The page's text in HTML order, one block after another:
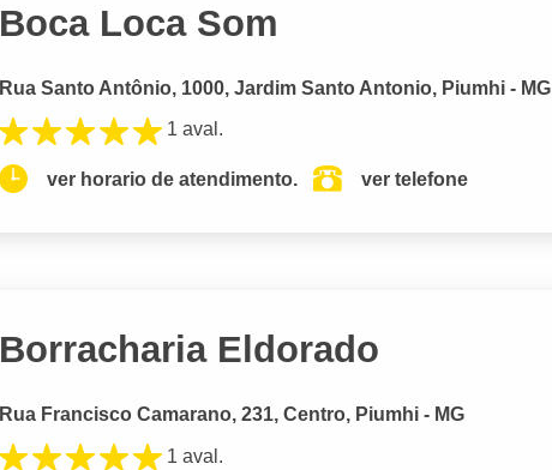
Boca Loca Som
Rua Santo Antônio, 1000, Jardim Santo Antonio, Piumhi - MG
1 aval.
ver horario de atendimento. ver telefone
Borracharia Eldorado
Rua Francisco Camarano, 231, Centro, Piumhi - MG
1 aval.